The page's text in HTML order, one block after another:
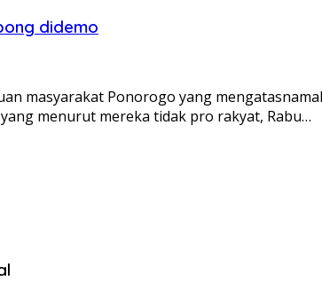
didemo
masyarakat Ponorogo yang
menurut mereka tidak pro rakyat, Rabu…